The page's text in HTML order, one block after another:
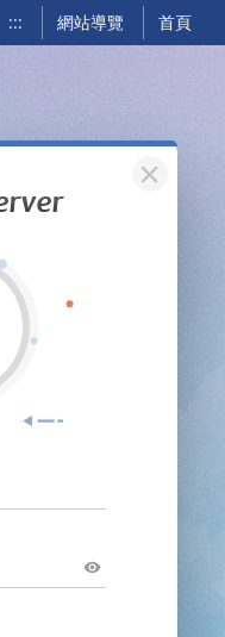
::: 網站導覽 首頁
關閉